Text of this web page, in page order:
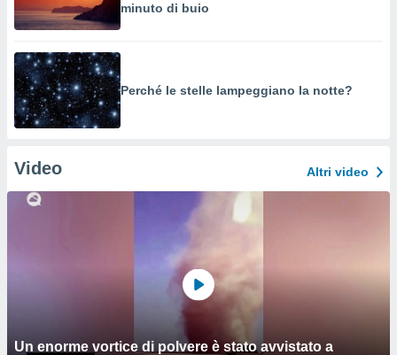
minuto di buio
Perché le stelle lampeggiano la notte?
Video Altri video
Un enorme vortice di polvere è stato avvistato a